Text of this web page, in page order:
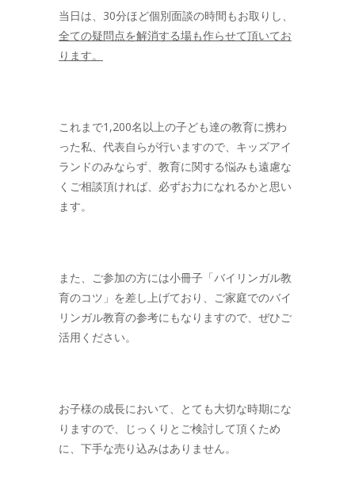
当日は、30分ほど個別面談の時間もお取りし、
全ての疑問点を解消する場も作らせて頂いてお
ります。
これまで1,200名以上の子ども達の教育に携わ
った私、代表自らが行いますので、キッズアイ
ランドのみならず、教育に関する悩みも遠慮な
くご相談頂ければ、必ずお力になれるかと思い
ます。
また、ご参加の方には小冊子「バイリンガル教
育のコツ」を差し上げており、ご家庭でのバイ
リンガル教育の参考にもなりますので、ぜひご
活用ください。
お子様の成長において、とても大切な時期にな
りますので、じっくりとご検討して頂くため
に、下手な売り込みはありません。